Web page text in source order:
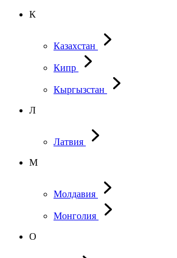
К
Казахстан
Кипр
Кыргызстан
Л
Латвия
М
Молдавия
Монголия
О